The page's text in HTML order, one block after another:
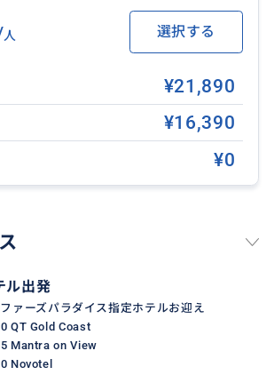
げて観る土ボタルに感動。
南半球の星空鑑賞も！南十字星など
とのできない星もガイが説明しま
人 選択する
¥21,890
¥16,390
¥0
ル出発
ァーズパラダイス指定ホテルお迎え
QT Gold Coast
Mantra on View
Novotel